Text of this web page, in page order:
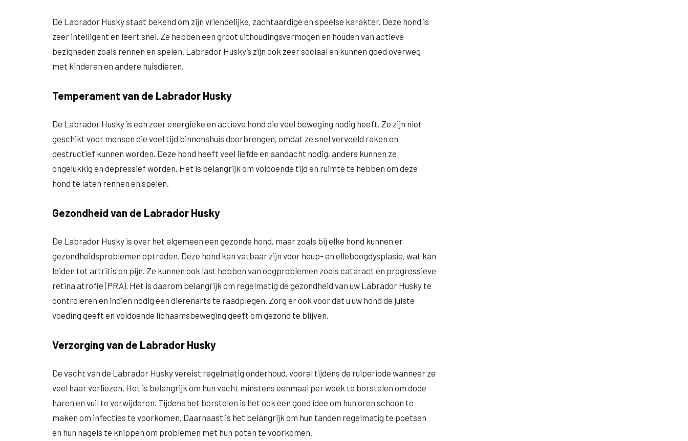
De Labrador Husky staat bekend om zijn vriendelijke, zachtaardige en speelse karakter. Deze hond is
zeer intelligent en leert snel. Ze hebben een groot uithoudingsvermogen en houden van actieve
bezigheden zoals rennen en spelen. Labrador Husky’s zijn ook zeer sociaal en kunnen goed overweg
met kinderen en andere huisdieren.
Temperament van de Labrador Husky
De Labrador Husky is een zeer energieke en actieve hond die veel beweging nodig heeft. Ze zijn niet
geschikt voor mensen die veel tijd binnenshuis doorbrengen, omdat ze snel verveeld raken en
destructief kunnen worden. Deze hond heeft veel liefde en aandacht nodig, anders kunnen ze
ongelukkig en depressief worden. Het is belangrijk om voldoende tijd en ruimte te hebben om deze
hond te laten rennen en spelen.
Gezondheid van de Labrador Husky
De Labrador Husky is over het algemeen een gezonde hond, maar zoals bij elke hond kunnen er
gezondheidsproblemen optreden. Deze hond kan vatbaar zijn voor heup- en elleboogdysplasie, wat kan
leiden tot artritis en pijn. Ze kunnen ook last hebben van oogproblemen zoals cataract en progressieve
retina atrofie (PRA). Het is daarom belangrijk om regelmatig de gezondheid van uw Labrador Husky te
controleren en indien nodig een dierenarts te raadplegen. Zorg er ook voor dat u uw hond de juiste
voeding geeft en voldoende lichaamsbeweging geeft om gezond te blijven.
Verzorging van de Labrador Husky
De vacht van de Labrador Husky vereist regelmatig onderhoud, vooral tijdens de ruiperiode wanneer ze
veel haar verliezen. Het is belangrijk om hun vacht minstens eenmaal per week te borstelen om dode
haren en vuil te verwijderen. Tijdens het borstelen is het ook een goed idee om hun oren schoon te
maken om infecties te voorkomen. Daarnaast is het belangrijk om hun tanden regelmatig te poetsen
en hun nagels te knippen om problemen met hun poten te voorkomen.